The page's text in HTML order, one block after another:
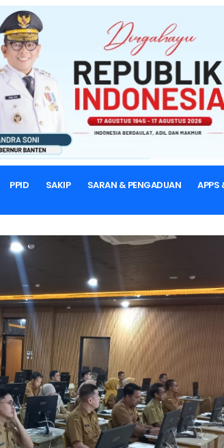
PPID SAKIP SARAN & PENGADUAN APPS
Berita External
BERANDA BERITA & ARTIKEL